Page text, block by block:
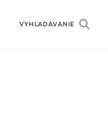
VYHĽADÁVANIE